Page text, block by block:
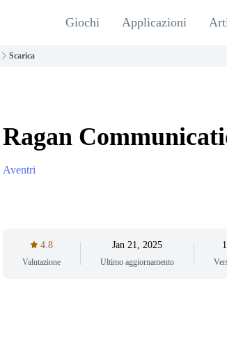
Giochi Applicazioni
Scarica
Ragan
Aventri
4.8
Valutazione
Jan 21, 2025
Ultimo aggiornamento